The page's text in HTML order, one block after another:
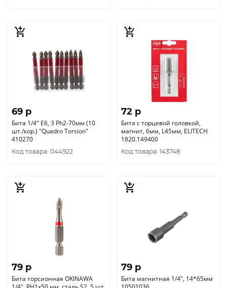
69 p
Бита 1/4" E6, 3 Ph2-70мм (10
шт./кор.) "Quadro Torsion"
410270
Код товара: 044922
72 p
Бита с торцевой головкой,
магнит, 6мм, L45мм, ELITECH
1820.149400
Код товара: 143748
79 p
Бита торсионная OKINAWA
79 p
Бита магнитная 1/4", 14*65мм